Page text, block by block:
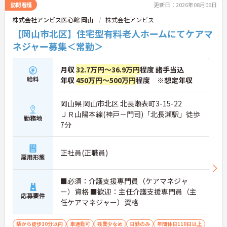
連携の体制がしっかりと整っています。働き方の面
では、夜勤明けの翌日が原則として公休となるほ
か、月平均の残業時間も5時間から7時間程度とかな
り少なめです。常勤スタッフの比率が90パーセント
を超えているため急な勤務変更が発生しにくく、あ
らかじめ決められた訪問予定表に沿って規則正しく
働けます。入職後は現場スタッフによるお一人おひ
とりに合わせた個別のOJT研修が実施されます。eラ
ーニングも導入されており、多職種と連携しながら
専門性を着実に深めていける環境が用意されていま
★おすすめPOINT★
＜個別ＯＪＴとチーム連携で着実に成長！＞
・入職後はお一人おひとりの習熟度に合わせた個別
のＯＪＴ研修を実施し、ｅラーニングを用いた学習
の機会も提供されます
・施設内には看護師が24時間常駐しており、急変時
・介護スタッフと看護スタッフの比率が1対1で相談
しやすく、初任者研修や実務者研修からでも着実に
専門性を高められます
・常勤で働くスタッフの比率が90パーセント以上と
訪問看護 更新日：2026年08月06日
株式会社アンビス医心館 岡山 株式会社アンビス
【岡山市北区】住宅型有料老人ホームにてケアマ
ネジャー募集＜常勤＞
給料
月収32.7万円～36.9万円程度 諸手当込
年収450万円～500万円程度 ※想定年収
勤務地
岡山県 岡山市北区 北長瀬表町3-15-22
ＪＲ山陽本線(神戸－門司)「北長瀬駅」徒歩
7分
雇用形態 正社員(正職員)
応募要件
■必須：介護支援専門員（ケアマネジャ
ー）資格 ■歓迎：主任介護支援専門員（主
任ケアマネジャー）資格
駅から徒歩10分以内 車通勤可 残業少なめ 日勤のみ 年間休日110日以上